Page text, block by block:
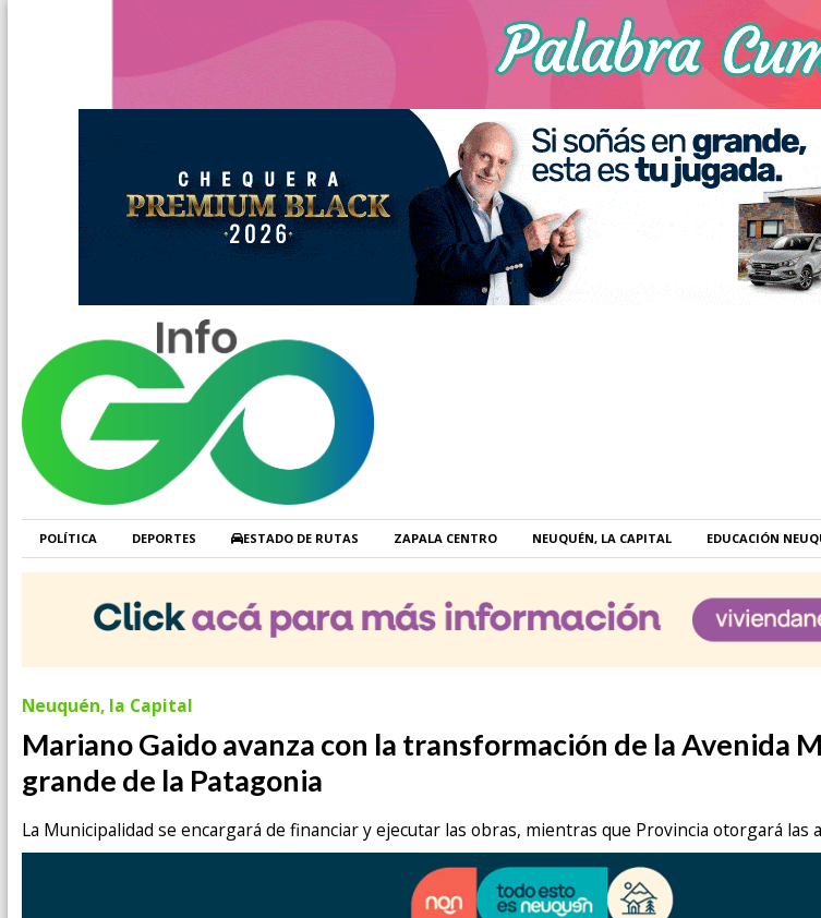
POLÍTICA DEPORTES ESTADO DE RUTAS ZAPALA CENTRO NEUQUÉN, LA CAPITAL EDUCACIÓN
Mariano Gaido avanza con la transformación de la Avenida
grande de la Patagonia
La Municipalidad se encargará de financiar y ejecutar las obras, mientras que Provincia otorgará las
Neuquén, la Capital